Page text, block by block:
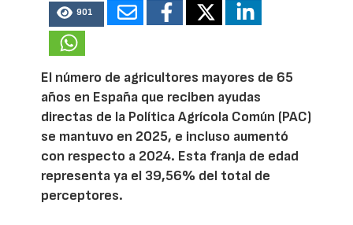
901
El número de agricultores mayores de 65
años en España que reciben ayudas
directas de la Política Agrícola Común (PAC)
se mantuvo en 2025, e incluso aumentó
con respecto a 2024. Esta franja de edad
representa ya el 39,56% del total de
perceptores.